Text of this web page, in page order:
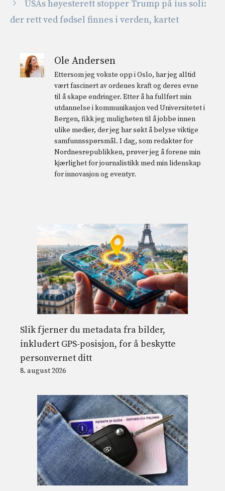
USAs høyesterett stopper Trump på ius soli:
der rett ved fødsel finnes i verden, kartet
Ole Andersen
Ettersom jeg vokste opp i Oslo, har jeg alltid
vært fascinert av ordenes kraft og deres evne
til å skape endringer. Etter å ha fullført min
utdannelse i kommunikasjon ved Universitetet i
Bergen, fikk jeg muligheten til å jobbe innen
ulike medier, der jeg har søkt å belyse viktige
samfunnsspørsmål. I dag, som redaktør for
Nordnesrepublikken, prøver jeg å forene min
kjærlighet for journalistikk med min lidenskap
for innovasjon og eventyr.
Slik fjerner du metadata fra bilder,
inkludert GPS-posisjon, for å beskytte
personvernet ditt
8. august 2026